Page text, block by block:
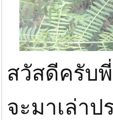
สวัสดีครับ
จะมาเล่า